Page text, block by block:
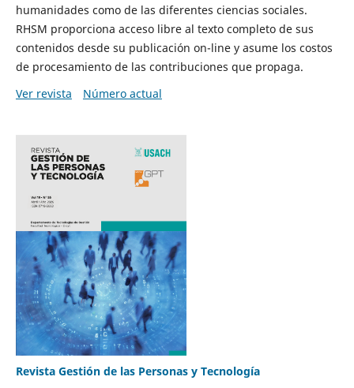
humanidades como de las diferentes ciencias sociales.
RHSM proporciona acceso libre al texto completo de sus
contenidos desde su publicación on-line y asume los costos
de procesamiento de las contribuciones que propaga.
Ver revista
Número actual
Revista Gestión de las Personas y Tecnología